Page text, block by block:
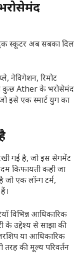
नेविगेशन, रिमोट
कुछ Ather के भरोसेमंद
इसे एक स्मार्ट युग का
गई है, जो इस सेगमेंट
किफायती कही जा
एक लॉन्ग टर्म,
विभिन्न आधिकारिक
के उद्देश्य से साझा की
या आधिकारिक
की मूल्य परिवर्तन